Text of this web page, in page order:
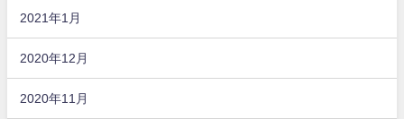
2021年1月
2020年12月
2020年11月